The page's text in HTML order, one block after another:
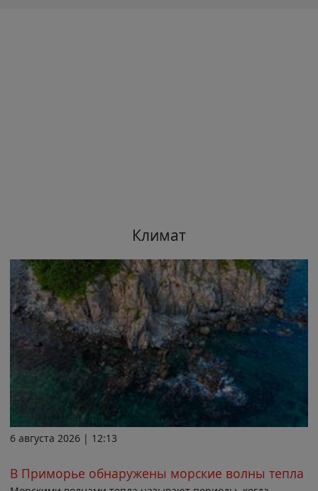
Климат
6 августа 2026 | 12:13
В Приморье обнаружены морские волны тепла